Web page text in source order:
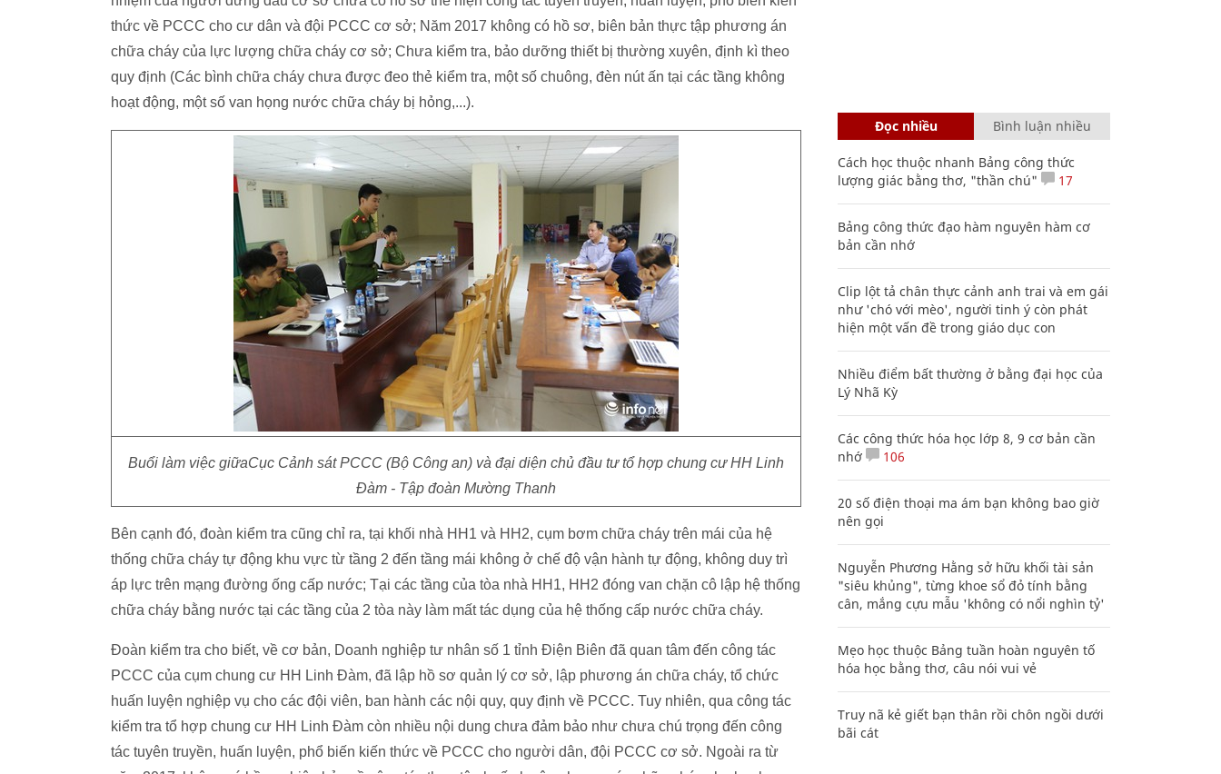
thức về PCCC cho cư dân và đội PCCC cơ sở; Năm 2017 không có hồ sơ, biên bản thực tập phương án
chữa cháy của lực lượng chữa cháy cơ sở; Chưa kiểm tra, bảo dưỡng thiết bị thường xuyên, định kì theo
quy định (Các bình chữa cháy chưa được đeo thẻ kiểm tra, một số chuông, đèn nút ấn tại các tầng không
hoạt động, một số van họng nước chữa cháy bị hỏng,...).
Buổi làm việc giữaCục Cảnh sát PCCC (Bộ Công an) và đại diện chủ đầu tư tổ hợp chung cư HH Linh
Đàm - Tập đoàn Mường Thanh
Bên cạnh đó, đoàn kiểm tra cũng chỉ ra, tại khối nhà HH1 và HH2, cụm bơm chữa cháy trên mái của hệ
thống chữa cháy tự động khu vực từ tầng 2 đến tầng mái không ở chế độ vận hành tự động, không duy trì
áp lực trên mạng đường ống cấp nước; Tại các tầng của tòa nhà HH1, HH2 đóng van chặn cô lập hệ thống
chữa cháy bằng nước tại các tầng của 2 tòa này làm mất tác dụng của hệ thống cấp nước chữa cháy.
Đoàn kiểm tra cho biết, về cơ bản, Doanh nghiệp tư nhân số 1 tỉnh Điện Biên đã quan tâm đến công tác
PCCC của cụm chung cư HH Linh Đàm, đã lập hồ sơ quản lý cơ sở, lập phương án chữa cháy, tổ chức
huấn luyện nghiệp vụ cho các đội viên, ban hành các nội quy, quy định về PCCC. Tuy nhiên, qua công tác
kiểm tra tổ hợp chung cư HH Linh Đàm còn nhiều nội dung chưa đảm bảo như chưa chú trọng đến công
tác tuyên truyền, huấn luyện, phổ biến kiến thức về PCCC cho người dân, đội PCCC cơ sở. Ngoài ra từ
Đọc nhiều Bình luận nhiều
Cách học thuộc nhanh Bảng công thức
lượng giác bằng thơ, "thần chú"
17
Bảng công thức đạo hàm nguyên hàm cơ
bản cần nhớ
Clip lột tả chân thực cảnh anh trai và em gái
như 'chó với mèo', người tinh ý còn phát
hiện một vấn đề trong giáo dục con
Nhiều điểm bất thường ở bằng đại học của
Lý Nhã Kỳ
Các công thức hóa học lớp 8, 9 cơ bản cần
nhớ
106
20 số điện thoại ma ám bạn không bao giờ
nên gọi
Nguyễn Phương Hằng sở hữu khối tài sản
"siêu khủng", từng khoe sổ đỏ tính bằng
cân, mắng cựu mẫu 'không có nổi nghìn tỷ'
Mẹo học thuộc Bảng tuần hoàn nguyên tố
hóa học bằng thơ, câu nói vui vẻ
Truy nã kẻ giết bạn thân rồi chôn ngồi dưới
bãi cát